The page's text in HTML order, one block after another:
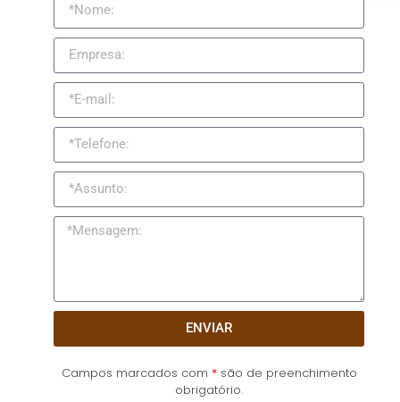
ENVIAR
Campos marcados com *são de preenchimento
obrigatório.